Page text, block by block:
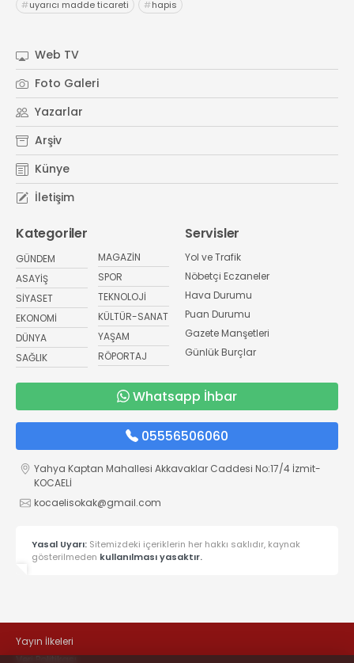
#uyarıcı madde ticareti #hapis
Web TV
Foto Galeri
Yazarlar
Arşiv
Künye
İletişim
Kategoriler
GÜNDEM
ASAYİŞ
SİYASET
EKONOMİ
DÜNYA
SAĞLIK
MAGAZİN
SPOR
TEKNOLOJİ
KÜLTÜR-SANAT
YAŞAM
RÖPORTAJ
Servisler
Yol ve Trafik
Nöbetçi Eczaneler
Hava Durumu
Puan Durumu
Gazete Manşetleri
Günlük Burçlar
Whatsapp İhbar
05556506060
Yahya Kaptan Mahallesi Akkavaklar Caddesi No:17/4 İzmit-
KOCAELİ
kocaelisokak@gmail.com
Yasal Uyarı: Sitemizdeki içeriklerin her hakkı saklıdır, kaynak
gösterilmeden kullanılması yasaktır.
Yayın İlkeleri
Veri Politikası